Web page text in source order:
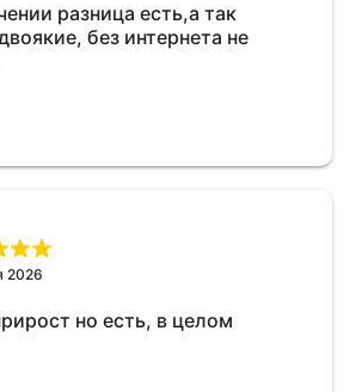
разница есть,а так
без интернета не
2026
но есть, в целом